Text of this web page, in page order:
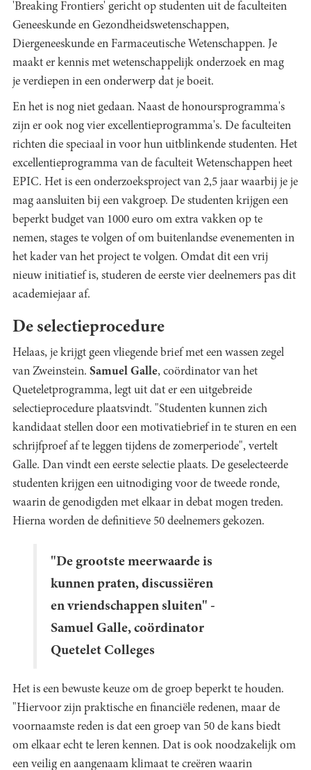
'Breaking Frontiers' gericht op studenten uit de faculteiten
Geneeskunde en Gezondheidswetenschappen,
Diergeneeskunde en Farmaceutische Wetenschappen. Je
maakt er kennis met wetenschappelijk onderzoek en mag
je verdiepen in een onderwerp dat je boeit.
En het is nog niet gedaan. Naast de honoursprogramma's
zijn er ook nog vier excellentieprogramma's. De faculteiten
richten die speciaal in voor hun uitblinkende studenten. Het
excellentieprogramma van de faculteit Wetenschappen heet
EPIC. Het is een onderzoeksproject van 2,5 jaar waarbij je je
mag aansluiten bij een vakgroep. De studenten krijgen een
beperkt budget van 1000 euro om extra vakken op te
nemen, stages te volgen of om buitenlandse evenementen in
het kader van het project te volgen. Omdat dit een vrij
nieuw initiatief is, studeren de eerste vier deelnemers pas dit
academiejaar af.
De selectieprocedure
Helaas, je krijgt geen vliegende brief met een wassen zegel
van Zweinstein. Samuel Galle, coördinator van het
Queteletprogramma, legt uit dat er een uitgebreide
selectieprocedure plaatsvindt. "Studenten kunnen zich
kandidaat stellen door een motivatiebrief in te sturen en een
schrijfproef af te leggen tijdens de zomerperiode", vertelt
Galle. Dan vindt een eerste selectie plaats. De geselecteerde
studenten krijgen een uitnodiging voor de tweede ronde,
waarin de genodigden met elkaar in debat mogen treden.
Hierna worden de definitieve 50 deelnemers gekozen.
"De grootste meerwaarde is
kunnen praten, discussiëren
en vriendschappen sluiten" -
Samuel Galle, coördinator
Quetelet Colleges
Het is een bewuste keuze om de groep beperkt te houden.
"Hiervoor zijn praktische en financiële redenen, maar de
voornaamste reden is dat een groep van 50 de kans biedt
om elkaar echt te leren kennen. Dat is ook noodzakelijk om
een veilig en aangenaam klimaat te creëren waarin